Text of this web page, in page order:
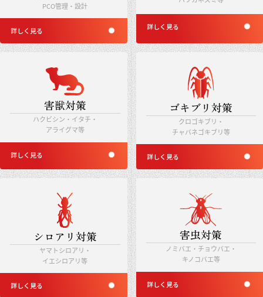
PCO管理・設計
詳しく見る 詳しく見る
害獣対策
ハクビシン・イタチ・
アライグマ等
詳しく見る
ゴキブリ対策
クロゴキブリ・
チャバネゴキブリ等
詳しく見る
シロアリ対策
ヤマトシロアリ・
イエシロアリ等
詳しく見る
害虫対策
ノミバエ・チョウバエ・
キノコバエ等
詳しく見る